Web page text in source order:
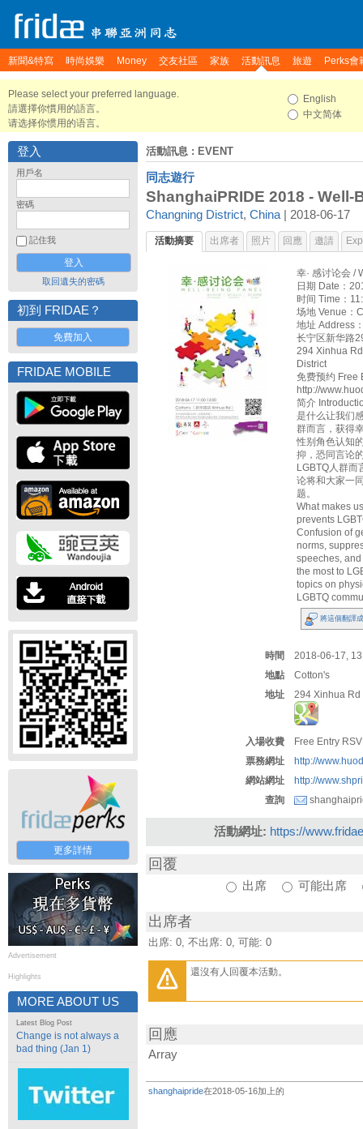
新聞&特寫 時尚娛樂 Money 交友社區 家族 活動訊息 旅遊 Perks會
Please select your preferred language.
請選擇你慣用的語言。
请选择你惯用的语言。
English
中文简体
登入
用戶名
密碼
記住我
取回遺失的密碼
初到 FRIDAE？
免費加入
FRIDAE MOBILE
更多詳情
Advertisement
Highlights
MORE ABOUT US
Latest Blog Post
Change is not always a
bad thing (Jan 1)
活動訊息 : EVENT
同志遊行
ShanghaiPRIDE 2018 - Well-
Changning District, China | 2018-06-17
活動摘要 出席者 照片 回應 邀請
幸· 感讨论会 /
日期 Date：
时间 Time：
场地 Venue：
地址 Address
长宁区新华路
294 Xinhua
District
免费预约 Free
http://
简介
是什么让我们
群而言，获得
性别角色认知
抑，恐同言论
LGBTQ人群而
论将和大家一
题。
What makes
prevents
Confusion of
norms,
speeches,
the most to
topics on
LGBTQ
將這個翻譯
時間
2018-06-17,
地點
Cotton's
地址
294 Xinhua Rd
入場收費
Free Entry
票務網址
http://
網站網址
http://
查詢
活動網址: https://
回覆
出席 可能出席
出席者
出席: 0, 不出席: 0, 可能: 0
還沒有人回覆本活動。
回應
Array
shanghaipride在2018-05-16加上的